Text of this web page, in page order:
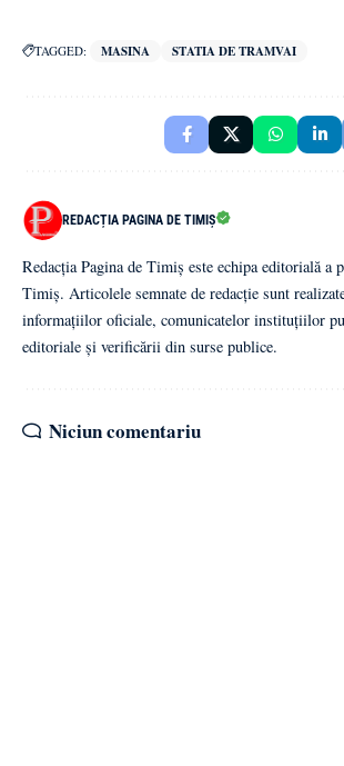
TAGGED: MASINA STATIA DE TRAMVAI
REDACȚIA PAGINA DE TIMIȘ
Redacția Pagina de Timiș este echipa editorială a
Timiș. Articolele semnate de redacție sunt
informațiilor oficiale, comunicatelor instituțiilor
editoriale și verificării din surse publice.
Niciun comentariu